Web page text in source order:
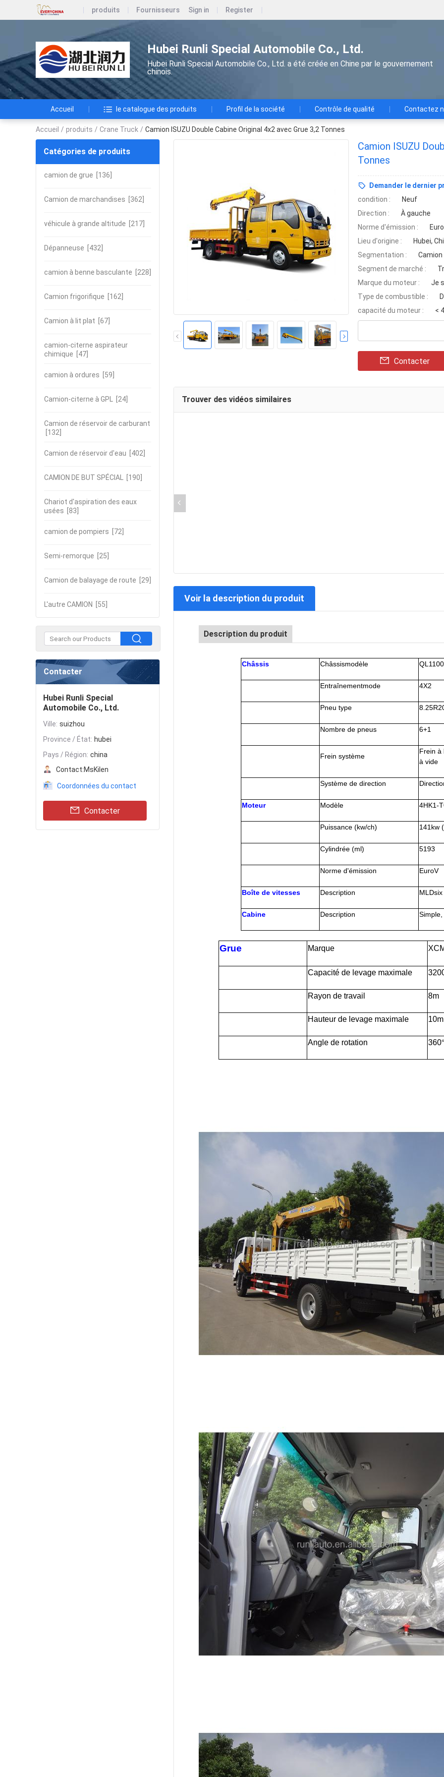
produits Fournisseurs Sign in Register
Hubei Runli Special Automobile Co., Ltd.
Hubei Runli Special Automobile Co., Ltd. a été créée en Chine par le gouvernement
chinois.
Accueil le catalogue des produits Profil de la société Contrôle de qualité Contactez
Accueil / produits / Crane Truck / Camion ISUZU Double Cabine Original 4x2 avec Grue 3,2 Tonnes
Catégories de produits
camion de grue [136]
Camion de marchandises [362]
véhicule à grande altitude [217]
Dépanneuse [432]
camion à benne basculante [228]
Camion frigorifique [162]
Camion à lit plat [67]
camion-citerne aspirateur
chimique [47]
camion à ordures [59]
Camion-citerne à GPL [24]
Camion de réservoir de carburant
[132]
Camion de réservoir d'eau [402]
CAMION DE BUT SPÉCIAL [190]
Chariot d'aspiration des eaux
usées [83]
camion de pompiers [72]
Semi-remorque [25]
Camion de balayage de route [29]
L'autre CAMION [55]
Contacter
Hubei Runli Special
Automobile Co., Ltd.
Ville: suizhou
Province / État: hubei
Pays / Région: china
Contact:MsKilen
Coordonnées du contact
Contacter
Camion ISUZU
Tonnes
Demander le dernier
condition :
Neuf
Direction :
À gauche
Norme d'émission :
Lieu d'origine :
Hubei,
Segmentation :
Camion
Segment de marché :
Marque du moteur :
Je
Type de combustible :
capacité du moteur :
<
Contacter
Trouver des vidéos similaires
Voir la description du produit
Description du produit
Châssis Châssismodèle QL1
Entraînementmode 4X2
Pneu type
Nombre de pneus 6+1
Frein système
Frein à
à vide
Système de direction
Moteur Modèle 4HK1-
Puissance (kw/ch) 141 kw
Cylindrée (ml) 5193
Norme d'émission EuroV
Boîte de vitesses Description MLDsix
Cabine Description
Grue Marque
Capacité de levage maximale 32
Rayon de travail 8m
Hauteur de levage maximale 10m
Angle de rotation 360°